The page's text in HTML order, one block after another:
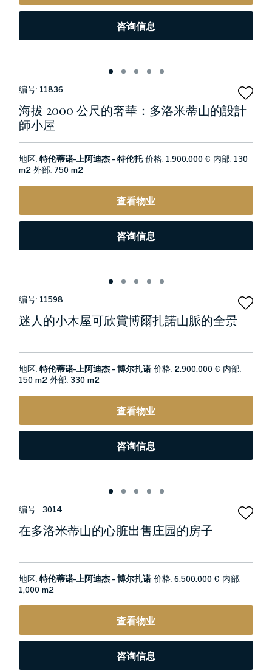
咨询信息
编号: 11836
海拔 2000 公尺的奢華：多洛米蒂山的設計
師小屋
地区:特伦蒂诺-上阿迪杰 - 特伦托价格: 1.900.000 € 内部: 130
m2外部: 750 m2
查看物业
咨询信息
编号: 11598
迷人的小木屋可欣賞博爾扎諾山脈的全景
地区:特伦蒂诺-上阿迪杰 - 博尔扎诺价格: 2.900.000 € 内部:
150 m2外部:330 m2
查看物业
咨询信息
编号 | 3014
在多洛米蒂山的心脏出售庄园的房子
地区:特伦蒂诺-上阿迪杰 - 博尔扎诺价格:6.500.000 € 内部:
1,000 m2
查看物业
咨询信息